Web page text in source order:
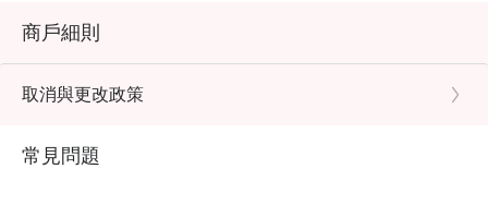
商戶細則
取消與更改政策
常見問題